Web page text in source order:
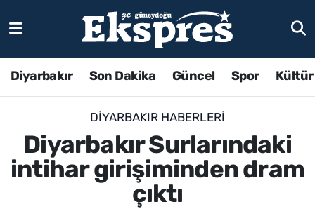
Diyarbakır Son Dakika Güncel Spor
DIYARBAKIR HABERLERI
Diyarbakır Surlarındaki
intihar girişiminden dram
çıktı